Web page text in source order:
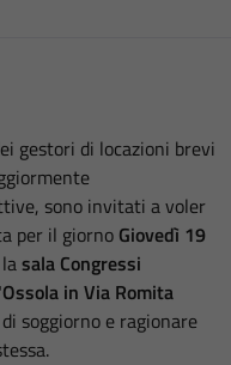
gestori di locazioni brevi
sono invitati a voler
per il giorno Giovedì 19
sala Congressi
in Via Romita
soggiorno e ragionare